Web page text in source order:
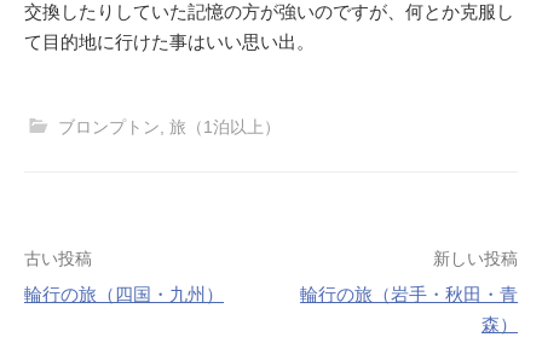
交換したりしていた記憶の方が強いのですが、何とか克服し
て目的地に行けた事はいい思い出。
ブロンプトン 旅（1泊以上）
投
稿
ナ
古い投稿
輪行の旅（四国・九州）
新しい投稿
輪行の旅（岩手・秋田・青
森）